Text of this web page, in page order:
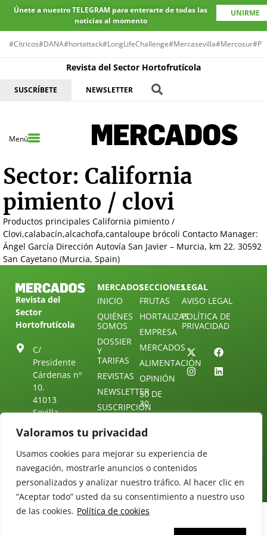
Valoramos tu privacidad
Usamos cookies para mejorar su experiencia de
navegación, mostrarle anuncios o contenidos
personalizados y analizar nuestro tráfico. Al hacer clic en
“Aceptar todo” usted da su consentimiento a nuestro uso
de las cookies. Política de cookies
Únete a nuestro TELEGRAM para enterarte de todas las
noticias al momento
UNIRME
#Cítricos#DANA#hortattack#LongLifeChallenge#Mercasevilla#Mercosur
Revista del Sector Hortofrutícola
SUSCRÍBETE NEWSLETTER
Menú
Sector: California
pimiento / clovi
Productos principales California pimiento /
Clovi,calabacín,alcachofa,cantaloupe brócoli Contacto Manager:
Ángel García Dirección Autovía San Javier – Murcia, km 22. 30592
San Cayetano (Murcia, Spain)
Revista del
Sector
Hortofrutícola
C/
Presidente
Cárdenas nº
10.
41013
Sevilla.
25 88 51
redaccion@revistamercados.com
MERCADOS
INICIO
QUIÉNES
SOMOS
DOSSIER
Y
TARIFAS
REVISTAS
NEWSLETTER
SUSCRIPCIÓN
NUESTRO
CONTACTO
SECCIONES
FRUTAS
HORTALIZAS
EMPRESA
MERCADOS
ALIMENTACIÓN
OPINIÓN
30 DE
30
LEGAL
AVISO LEGAL
POLÍTICA DE
PRIVACIDAD